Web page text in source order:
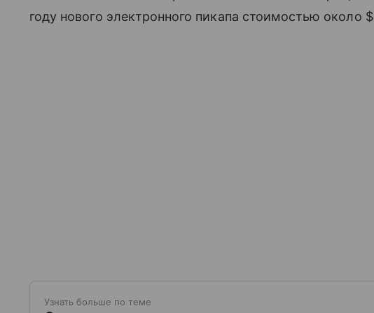
году нового электронного пикапа стоимостью около
Узнать больше по теме